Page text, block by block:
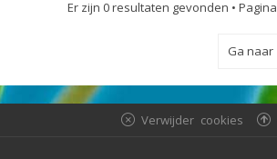
Er zijn 0 resultaten gevonden • Pagina
Ga naar
Verwijder cookies